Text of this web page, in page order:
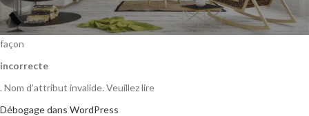
Notice
: La fonction WP_HTML_Tag_Processor::set_attribute a été appelée de
façon
incorrecte
. Nom d’attribut invalide. Veuillez lire
Débogage dans WordPress